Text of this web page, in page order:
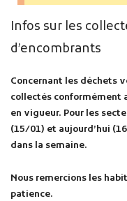
Infos sur les
d’encombrants
Concernant les déchets
collectés conformément
en vigueur. Pour les
(15/01) et aujourd’hui
dans la semaine.
Nous remercions les
patience.